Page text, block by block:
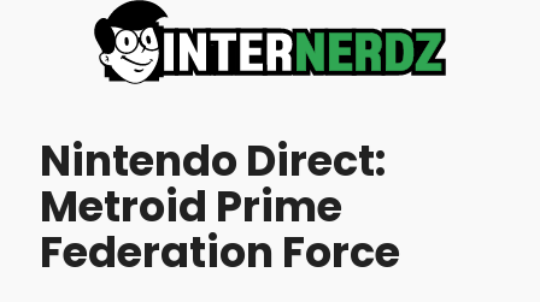
Nintendo Direct:
Metroid Prime
Federation Force